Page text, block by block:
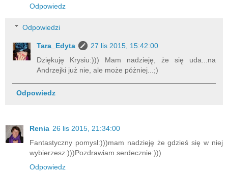
Odpowiedz
Odpowiedzi
Tara_Edyta
27 lis 2015, 15:42:00
Dziękuję Krysiu:))) Mam nadzieję, że się uda...na
Andrzejki już nie, ale może póżniej...;)
Odpowiedz
Renia 26 lis 2015, 21:34:00
Fantastyczny pomysł:)))mam nadzieję że gdzieś się w niej
wybierzesz:)))Pozdrawiam serdecznie:)))
Odpowiedz